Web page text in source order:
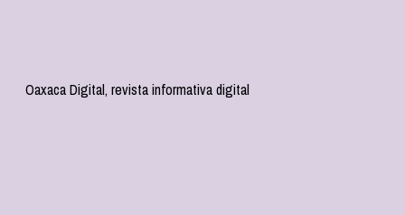
Oaxaca Digital, revista informativa digital